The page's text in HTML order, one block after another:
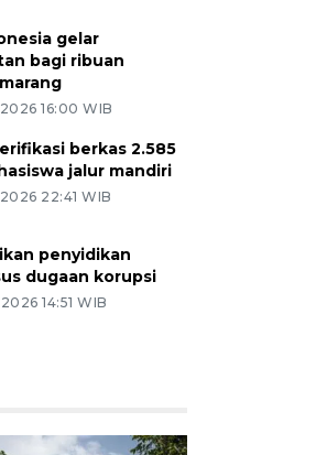
gelar
bagi ribuan
16:00 WIB
berkas 2.585
jalur mandiri
22:41 WIB
penyidikan
dugaan korupsi
14:51 WIB